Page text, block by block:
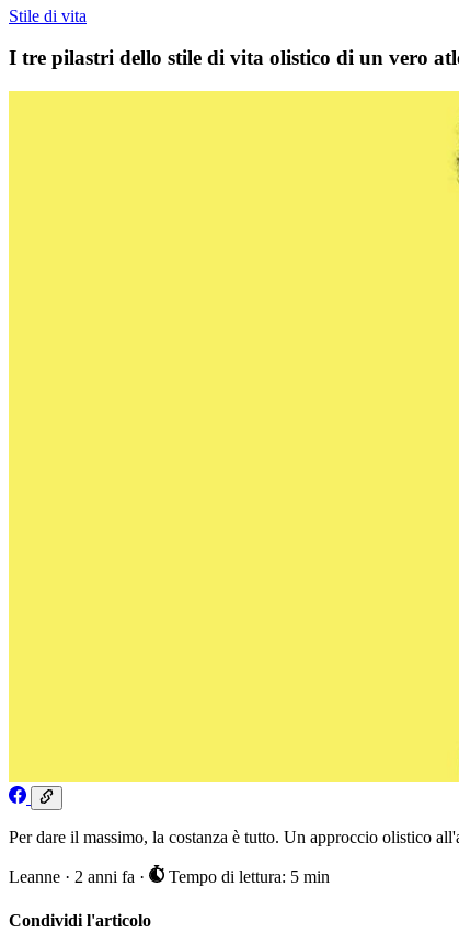
Stile di vita
I tre pilastri dello stile di vita olistico di un vero
Per dare il massimo, la costanza è tutto. Un approccio olistico
Leanne · 2 anni fa · Tempo di lettura: 5 min
Condividi l'articolo